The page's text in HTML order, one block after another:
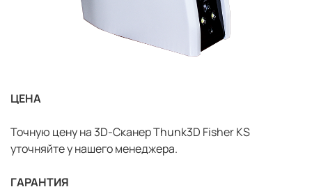
ЦЕНА
Точную цену на 3D-Сканер Thunk3D Fisher KS
уточняйте у нашего менеджера.
ГАРАНТИЯ